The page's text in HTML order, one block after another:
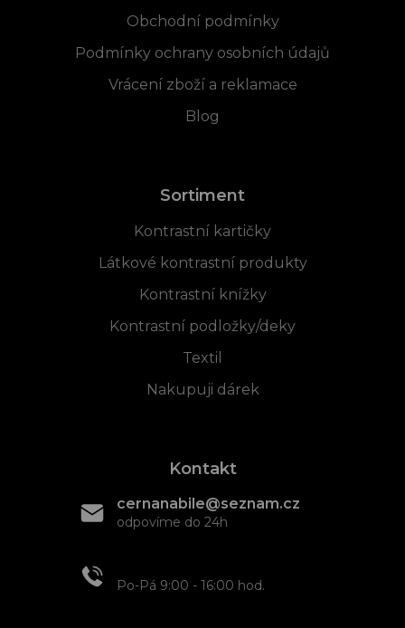
Obchodní podmínky
Podmínky ochrany osobních údajů
Vrácení zboží a reklamace
Blog
Sortiment
Kontrastní kartičky
Látkové kontrastní produkty
Kontrastní knížky
Kontrastní podložky/deky
Textil
Nakupuji dárek
Kontakt
cernanabile@seznam.cz
odpovíme do 24h
Po-Pá 9:00 - 16:00 hod.